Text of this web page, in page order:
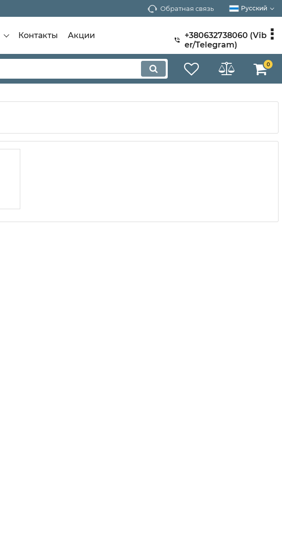
Обратная связь Русский
Контакты Акции
+380632738060 (Vib
er/Telegram)
0